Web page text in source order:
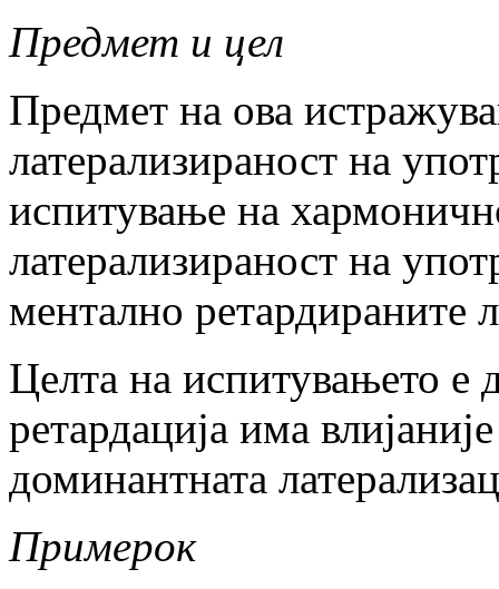
Предмет и цел
Предмет на ова
латерализираност на
испитување на
латерализираност на
ментално ретардираните
Целта на испитувањето е
ретардација има
доминантната
Примерок